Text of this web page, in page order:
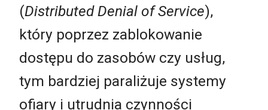
(Distributed Denial of Service),
który poprzez zablokowanie
dostępu do zasobów czy usług,
tym bardziej paraliżuje systemy
ofiary i utrudnia czynności